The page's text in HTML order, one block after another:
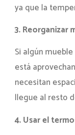
ya que la
3. Reorganizar
Si algún
está
necesitan
llegue al resto
4. Usar el